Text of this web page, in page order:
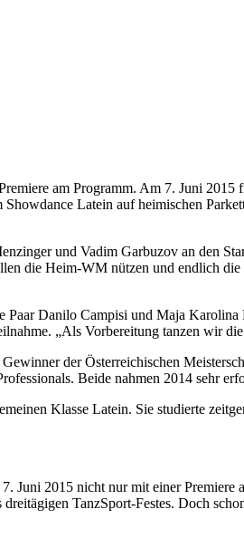
am Programm. Am 7. Juni
Latein auf heimischen
und Vadim Garbuzov an den
die Heim-WM nützen und endlich
Paar Danilo Campisi und Maja
„Als Vorbereitung tanzen wir
der Österreichischen
Beide nahmen 2014 sehr
Klasse Latein. Sie studierte
Juni 2015 nicht nur mit einer
TanzSport-Festes. Doch